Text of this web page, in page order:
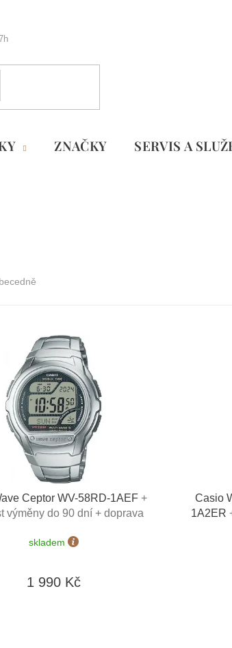
ZNAČKY
Ceptor WV-58RD-1AEF +
výměny do 90 dní + doprava
skladem
1 990 Kč
Casio
1A2ER